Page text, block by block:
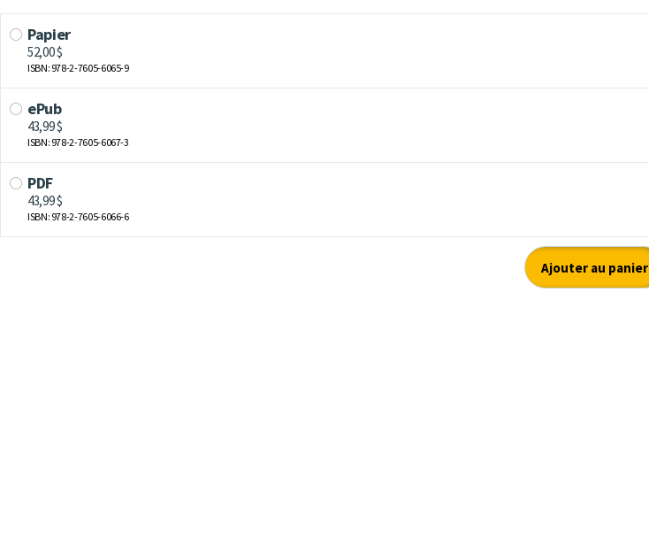
Papier
52,00 $
ISBN: 978-2-7605-6065-9
ePub
43,99 $
ISBN: 978-2-7605-6067-3
PDF
43,99 $
ISBN: 978-2-7605-6066-6
Ajouter au panier